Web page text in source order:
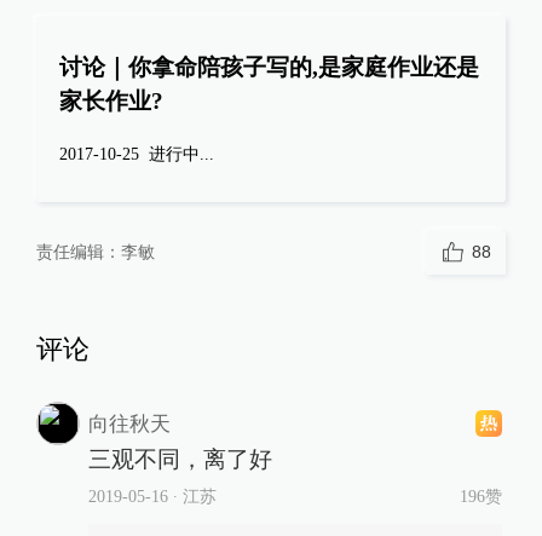
讨论｜你拿命陪孩子写的,是家庭作业还是
家长作业?
2017-10-25 进行中...
责任编辑： 李敏 88
评论
向往秋天
三观不同，离了好
2019-05-16∙ 江苏 196赞